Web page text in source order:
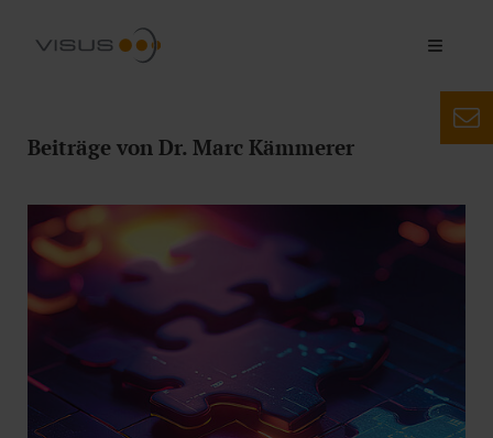
Beiträge von Dr. Marc Kämmerer